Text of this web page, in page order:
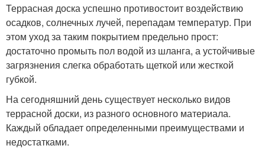
Террасная доска успешно противостоит воздействию
осадков, солнечных лучей, перепадам температур. При
этом уход за таким покрытием предельно прост:
достаточно промыть пол водой из шланга, а устойчивые
загрязнения слегка обработать щеткой или жесткой
губкой.
На сегодняшний день существует несколько видов
террасной доски, из разного основного материала.
Каждый обладает определенными преимуществами и
недостатками.